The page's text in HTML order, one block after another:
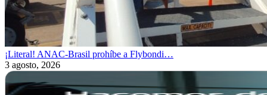
¡Literal! ANAC-Brasil prohíbe a Flybondi…
3 agosto, 2026